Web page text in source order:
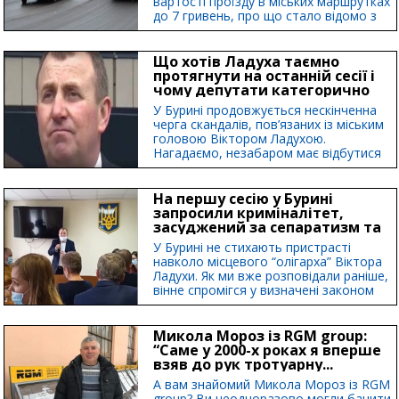
до 7 гривень, про що стало відомо з
проектів рішень виконкому Сумської
Що хотів Ладуха таємно
протягнути на останній сесії і
чому депутати категорично
проти цього?
У Бурині продовжується нескінченна
черга скандалів, пов’язаних із міським
головою Віктором Ладухою.
Нагадаємо, незабаром має відбутися
суд, який визначить, чи дійсно його
На першу сесію у Бурині
запросили криміналітет,
засуджений за сепаратизм та
розправу за допомогою
гранати...
У Бурині не стихають пристрасті
навколо місцевого “олігарха” Віктора
Ладухи. Як ми вже розповідали раніше,
вінне спромігся у визначені законом
терміни зробити елементарну справу
Микола Мороз із RGM group:
“Саме у 2000-х роках я вперше
взяв до рук тротуарну...
А вам знайомий Микола Мороз із RGM